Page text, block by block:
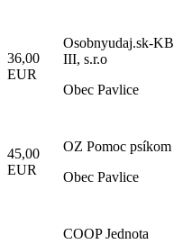
36,00
EUR
Osobnyudaj.sk-KB
III, s.r.o
Obec Pavlice
45,00
EUR
OZ Pomoc psíkom
Obec Pavlice
COOP Jednota